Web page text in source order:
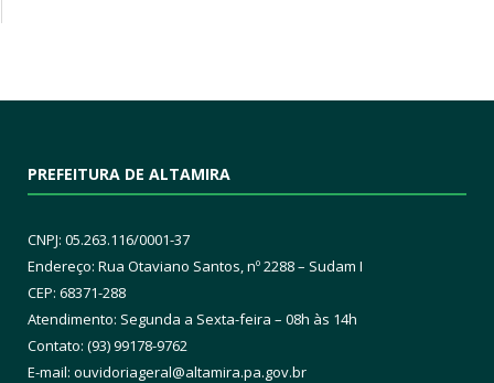
PREFEITURA DE ALTAMIRA
CNPJ: 05.263.116/0001-37
Endereço: Rua Otaviano Santos, nº 2288 – Sudam I
CEP: 68371-288
Atendimento: Segunda a Sexta-feira – 08h às 14h
Contato: (93) 99178-9762
E-mail: ouvidoriageral@altamira.pa.gov.br